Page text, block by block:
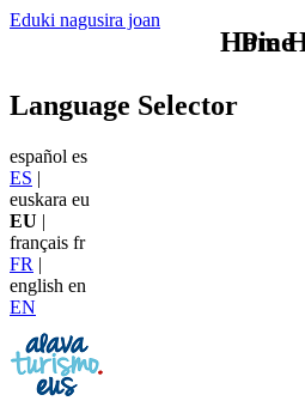
Eduki nagusira joan
Language Selector
español es
ES |
euskara eu
EU |
français fr
FR |
english en
EN
Home
Pie